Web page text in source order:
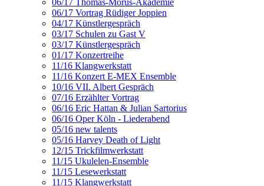
06/17 Thomas-Morus-Akademie
06/17 Vortrag Rüdiger Joppien
04/17 Künstlergespräch
03/17 Schulen zu Gast V
03/17 Künstlergespräch
01/17 Konzertreihe
11/16 Klangwerkstatt
11/16 Konzert E-MEX Ensemble
10/16 VII. Albert Gespräch
07/16 Erzählter Vortrag
06/16 Eric Hattan & Julian Sartorius
06/16 Oper Köln - Liederabend
05/16 new talents
05/16 Harvey Death of Light
12/15 Trickfilmwerkstatt
11/15 Ukulelen-Ensemble
11/15 Lesewerkstatt
11/15 Klangwerkstatt